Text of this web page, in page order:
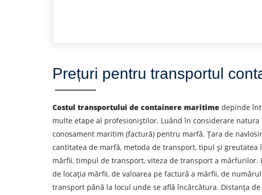
Prețuri pentru transportul
Costul transportului de containere maritime depinde
multe etape al profesioniștilor. Luând în considerare
conosament maritim (factură) pentru marfă. Țara de
cantitatea de marfă, metoda de transport, tipul și
mărfii, timpul de transport, viteza de transport a
de locația mărfii, de valoarea pe factură a mărfii, de
transport până la locul unde se află încărcătura. Distanța
Aflați despre costurile de
Descarcă țara
Orașul de descărcare de gestiune